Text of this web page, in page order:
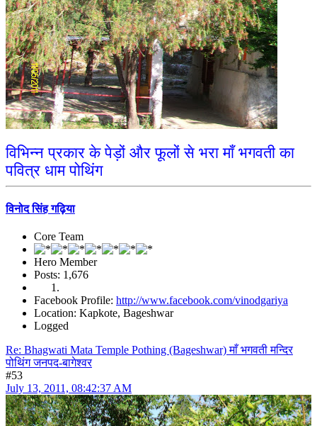
विभिन्न प्रकार के पेड़ों और फूलों से भरा माँ भगवती का
पवित्र धाम पोथिंग
विनोद सिंह गढ़िया
Core Team
Hero Member
Posts: 1,676
Facebook Profile: http://www.facebook.com/vinodgariya
Location: Kapkote, Bageshwar
Logged
Re: Bhagwati Mata Temple Pothing (Bageshwar) माँ भगवती मन्दिर
पोथिंग जनपद-बागेश्वर
#53
July 13, 2011, 08:42:37 AM